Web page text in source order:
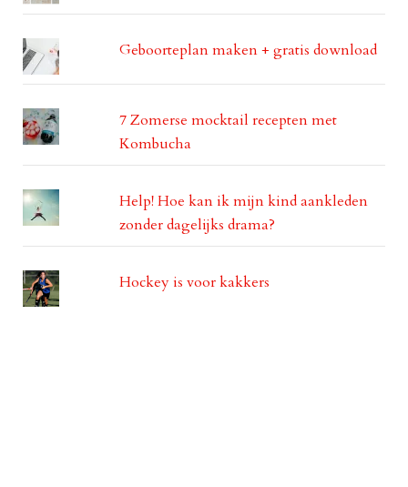
Geboorteplan maken + gratis download
7 Zomerse mocktail recepten met
Kombucha
Help! Hoe kan ik mijn kind aankleden
zonder dagelijks drama?
Hockey is voor kakkers